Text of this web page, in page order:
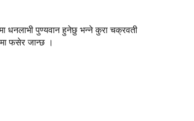
धनलाभी पुण्यवान हुनेछु भन्ने कुरा चक्रवती
फसेर जान्छ ।